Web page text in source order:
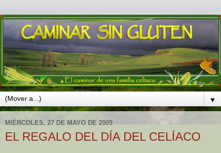
▼
MIÉRCOLES, 27 DE MAYO DE 2009
EL REGALO DEL DÍA DEL CELÍACO